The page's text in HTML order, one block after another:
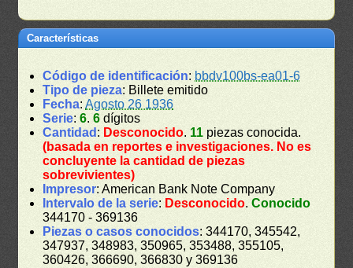
Características
Código de identificación: bbdv100bs-ea01-6
Tipo de pieza: Billete emitido
Fecha:Agosto 26 1936
Serie:6.6 dígitos
Cantidad : Desconocido. 11 piezas conocida.
(basada en reportes e investigaciones. No es
concluyente la cantidad de piezas
sobrevivientes)
Impresor: American Bank Note Company
Intervalo de la serie: Desconocido.Conocido
344170 - 369136
Piezas o casos conocidos: 344170, 345542,
347937, 348983, 350965, 353488, 355105,
360426, 366690, 366830 y 369136